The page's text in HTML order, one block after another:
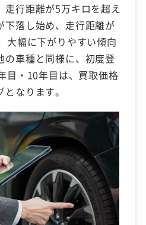
走行距離が5万キロを超え
下落し始め、走行距離が
大幅に下がりやすい傾向
の車種と同様に、初度登
目・10年目は、買取価格
なります。